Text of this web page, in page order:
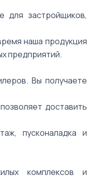
для застройщиков,
наша продукция
предприятий.
Вы получаете
доставить
пусконаладка и
комплексов и